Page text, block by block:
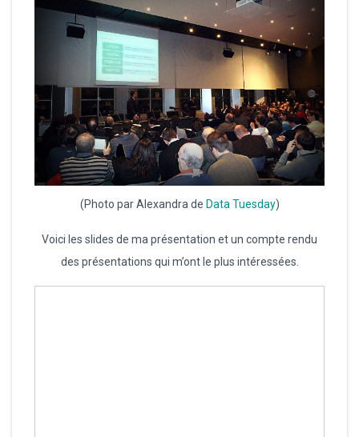
(Photo par Alexandra de Data Tuesday)
Voici les slides de ma présentation et un compte rendu
des présentations qui m’ont le plus intéressées.